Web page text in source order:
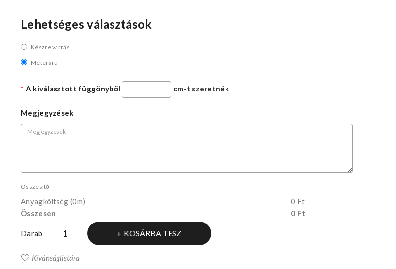
Lehetséges választások
Készre varrás
Méteráru
A kiválasztott függönyből cm-t szeretnék
Megjegyzések
Összesítő
Anyagköltség (0m)
0 Ft
Összesen
0 Ft
Darab KOSÁRBA TESZ
Kívánságlistára